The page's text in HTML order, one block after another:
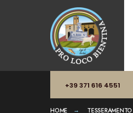
+39 371 616 4551
HOME TESSERAMENTO